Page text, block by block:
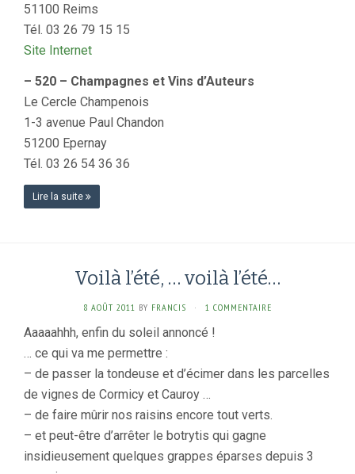
51100 Reims
Tél. 03 26 79 15 15
Site Internet
– 520 – Champagnes et Vins d’Auteurs
Le Cercle Champenois
1-3 avenue Paul Chandon
51200 Epernay
Tél. 03 26 54 36 36
Lire la suite
Voilà l’été, … voilà l’été…
8 AOÛT 2011 BY FRANCIS · 1 COMMENTAIRE
Aaaaahhh, enfin du soleil annoncé !
… ce qui va me permettre :
– de passer la tondeuse et d’écimer dans les parcelles
de vignes de Cormicy et Cauroy …
– de faire mûrir nos raisins encore tout verts.
– et peut-être d’arrêter le botrytis qui gagne
insidieusement quelques grappes éparses depuis 3